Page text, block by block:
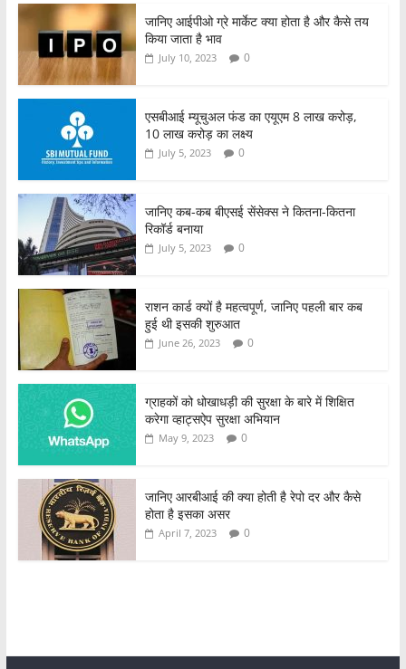
जानिए आईपीओ ग्रे मार्केट क्या होता है और कैसे तय
किया जाता है भाव
July 10, 2023 0
एसबीआई म्यूचुअल फंड का एयूएम 8 लाख करोड़,
10 लाख करोड़ का लक्ष्य
July 5, 2023 0
जानिए कब-कब बीएसई सेंसेक्स ने कितना-कितना
रिकॉर्ड बनाया
July 5, 2023 0
राशन कार्ड क्यों है महत्वपूर्ण, जानिए पहली बार कब
हुई थी इसकी शुरुआत
June 26, 2023 0
ग्राहकों को धोखाधड़ी की सुरक्षा के बारे में शिक्षित
करेगा व्हाट्सऐप सुरक्षा अभियान
May 9, 2023 0
जानिए आरबीआई की क्या होती है रेपो दर और कैसे
होता है इसका असर
April 7, 2023 0